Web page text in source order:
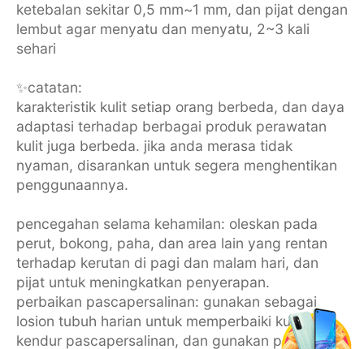
ketebalan sekitar 0,5 mm~1 mm, dan pijat dengan
lembut agar menyatu dan menyatu, 2~3 kali
sehari
✨️catatan:
karakteristik kulit setiap orang berbeda, dan daya
adaptasi terhadap berbagai produk perawatan
kulit juga berbeda. jika anda merasa tidak
nyaman, disarankan untuk segera menghentikan
penggunaannya.
pencegahan selama kehamilan: oleskan pada
perut, bokong, paha, dan area lain yang rentan
terhadap kerutan di pagi dan malam hari, dan
pijat untuk meningkatkan penyerapan.
perbaikan pascapersalinan: gunakan sebagai
losion tubuh harian untuk memperbaiki kulit
kendur pascapersalinan, dan gunakan perangkat